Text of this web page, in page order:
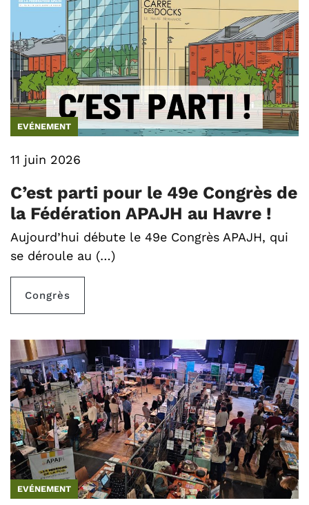
EVÉNEMENT
11 juin 2026
C’est parti pour le 49e Congrès de
la Fédération APAJH au Havre !
Aujourd’hui débute le 49e Congrès APAJH, qui
se déroule au (…)
Congrès
EVÉNEMENT